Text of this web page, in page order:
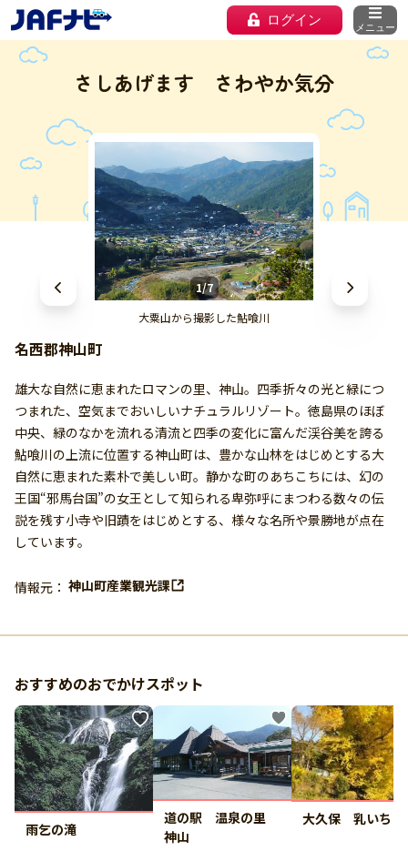
ログイン メニュー
さしあげます さわやか気分
1/7
大粟山から撮影した鮎喰川
名西郡神山町
雄大な自然に恵まれたロマンの里、神山。四季折々の光と緑につ
つまれた、空気までおいしいナチュラルリゾート。徳島県のほぼ
中央、緑のなかを流れる清流と四季の変化に富んだ渓谷美を誇る
鮎喰川の上流に位置する神山町は、豊かな山林をはじめとする大
自然に恵まれた素朴で美しい町。静かな町のあちこちには、幻の
王国“邪馬台国”の女王として知られる卑弥呼にまつわる数々の伝
説を残す小寺や旧蹟をはじめとする、様々な名所や景勝地が点在
しています。
情報元： 神山町産業観光課
おすすめのおでかけスポット
雨乞の滝
道の駅 温泉の里
神山
大久保 乳いちょ